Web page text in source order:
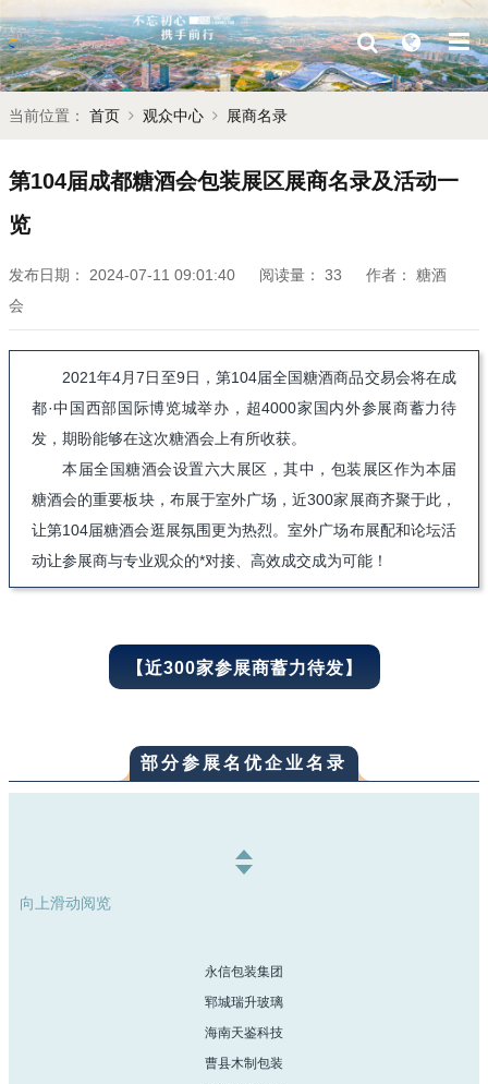
当前位置： 首页 观众中心 展商名录
第104届成都糖酒会包装展区展商名录及活动一
览
发布日期： 2024-07-11 09:01:40 阅读量： 33 作者：
糖酒
会
2021年4月7日至9日，第104届全国糖酒商品交易会将在成
都·中国西部国际博览城举办，超4000家国内外参展商蓄力待
发，期盼能够在这次糖酒会上有所收获。
本届全国糖酒会设置六大展区，其中，包装展区作为本届
糖酒会的重要板块，布展于室外广场，近300家展商齐聚于此，
让第104届糖酒会逛展氛围更为热烈。室外广场布展配和论坛活
动让参展商与专业观众的*对接、高效成交成为可能！
【近300家参展商蓄力待发】
部分参展名优企业名录
向上滑动阅览
永信包装集团
郓城瑞升玻璃
海南天鉴科技
曹县木制包装